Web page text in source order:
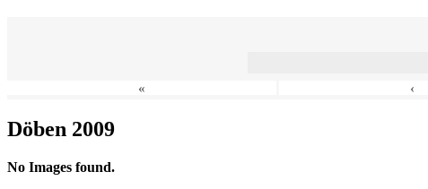
« ‹
Döben 2009
No Images found.